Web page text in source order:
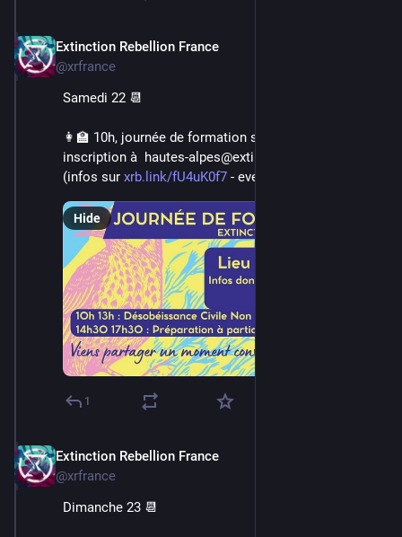
Extinction Rebellion France
@xrfrance
Samedi 22 📆
👩‍🏫 10h, journée de formation sur
inscription à  hautes-alpes@extinctionrebellion.fr
(infos sur xrb.link/fU4uK0f7 - event Facebook)
Hide
1
Extinction Rebellion France
@xrfrance
Dimanche 23 📆